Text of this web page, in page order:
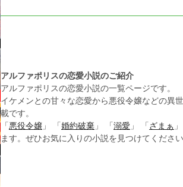
アルファポリスの恋愛小説のご紹介
アルファポリスの恋愛小説の一覧ページです。
イケメンとの甘々な恋愛から悪役令嬢などの異
載です。
「 悪役令嬢 」 「 婚約破棄 」 「 溺愛 」 「 ざまぁ
ます。ぜひお気に入りの小説を見つけてください